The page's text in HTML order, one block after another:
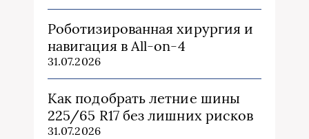
Роботизированная хирургия и
навигация в All-on-4
31.07.2026
Как подобрать летние шины
225/65 R17 без лишних рисков
31.07.2026